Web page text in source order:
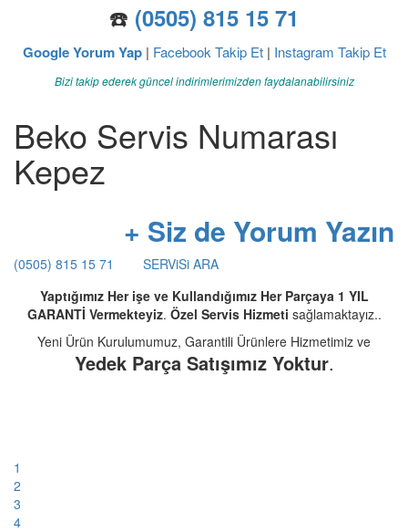
☎️ (0505) 815 15 71
Google Yorum Yap| Facebook Takip Et| Instagram Takip Et
Bizi takip ederek güncel indirimlerimizden faydalanabilirsiniz
Beko Servis Numarası
Kepez
+ Siz de Yorum Yazın
(0505) 815 15 71
SERViSi ARA
Yaptığımız Her işe ve Kullandığımız Her Parçaya 1 YIL
GARANTİ Vermekteyiz. Özel Servis Hizmeti sağlamaktayız..
Yeni Ürün Kurulumumuz, Garantili Ürünlere Hizmetimiz ve
Yedek Parça Satışımız Yoktur.
1
2
3
4